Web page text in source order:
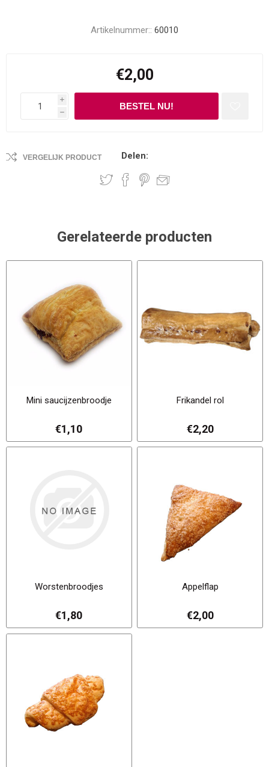
VERGELIJK PRODUCT
Artikelnummer:: 60010
€2,00
i
h
Delen:
Gerelateerde producten
Mini saucijzenbroodje
€1,10
Frikandel rol
€2,20
Worstenbroodjes
€1,80
Appelflap
€2,00